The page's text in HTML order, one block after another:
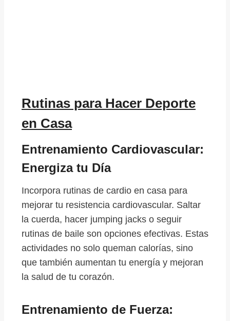
Rutinas para Hacer Deporte
en Casa
Entrenamiento Cardiovascular:
Energiza tu Día
Incorpora rutinas de cardio en casa para
mejorar tu resistencia cardiovascular. Saltar
la cuerda, hacer jumping jacks o seguir
rutinas de baile son opciones efectivas. Estas
actividades no solo queman calorías, sino
que también aumentan tu energía y mejoran
la salud de tu corazón.
Entrenamiento de Fuerza: